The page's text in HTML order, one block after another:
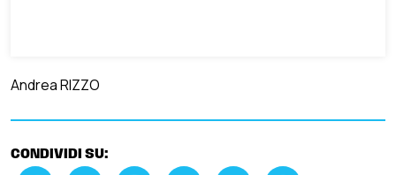
Andrea RIZZO
CONDIVIDI SU: